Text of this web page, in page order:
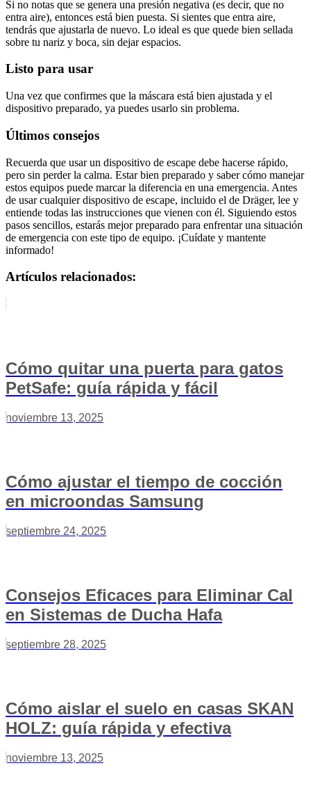
Si no notas que se genera una presión negativa (es decir, que no
entra aire), entonces está bien puesta. Si sientes que entra aire,
tendrás que ajustarla de nuevo. Lo ideal es que quede bien sellada
sobre tu nariz y boca, sin dejar espacios.
Listo para usar
Una vez que confirmes que la máscara está bien ajustada y el
dispositivo preparado, ya puedes usarlo sin problema.
Últimos consejos
Recuerda que usar un dispositivo de escape debe hacerse rápido,
pero sin perder la calma. Estar bien preparado y saber cómo manejar
estos equipos puede marcar la diferencia en una emergencia. Antes
de usar cualquier dispositivo de escape, incluido el de Dräger, lee y
entiende todas las instrucciones que vienen con él. Siguiendo estos
pasos sencillos, estarás mejor preparado para enfrentar una situación
de emergencia con este tipo de equipo. ¡Cuídate y mantente
informado!
Artículos relacionados:
Cómo quitar una puerta para gatos
PetSafe: guía rápida y fácil
noviembre 13, 2025
Cómo ajustar el tiempo de cocción
en microondas Samsung
septiembre 24, 2025
Consejos Eficaces para Eliminar Cal
en Sistemas de Ducha Hafa
septiembre 28, 2025
Cómo aislar el suelo en casas SKAN
HOLZ: guía rápida y efectiva
noviembre 13, 2025